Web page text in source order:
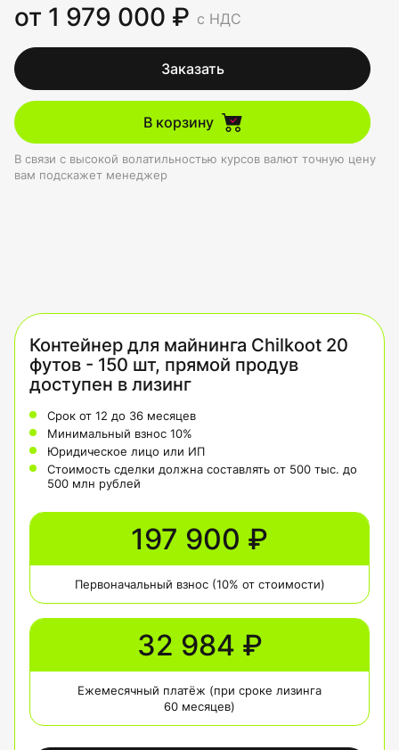
от 1 979 000 ₽ с НДС
Заказать
В корзину
В связи с высокой волатильностью курсов валют точную цену
вам подскажет менеджер
Контейнер для майнинга Chilkoot 20
футов - 150 шт, прямой продув
доступен в лизинг
Срок от 12 до 36 месяцев
Минимальный взнос 10%
Юридическое лицо или ИП
Стоимость сделки должна составлять от 500 тыс. до
500 млн рублей
197 900 ₽
Первоначальный взнос (10% от стоимости)
32 984 ₽
Ежемесячный платёж (при сроке лизинга
60 месяцев)